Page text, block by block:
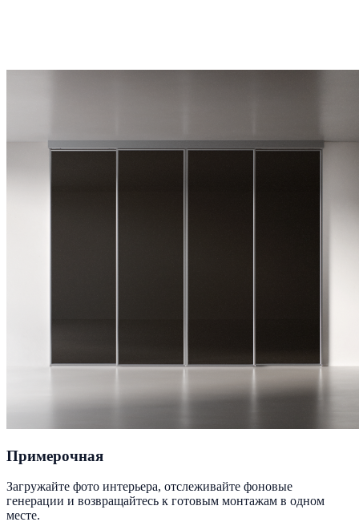
Примерочная
Загружайте фото интерьера, отслеживайте фоновые
генерации и возвращайтесь к готовым монтажам в одном
месте.